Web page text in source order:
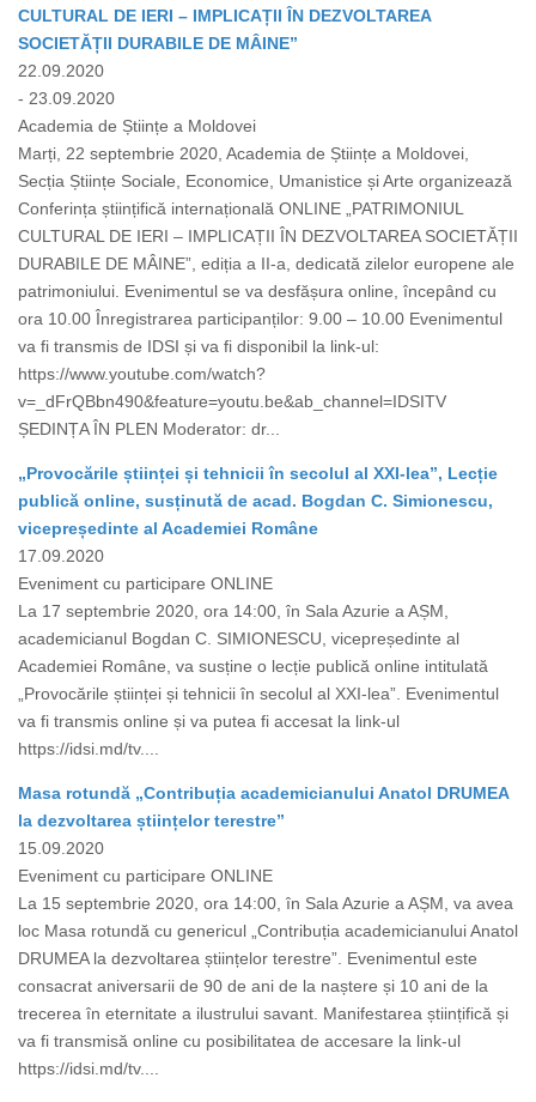
CULTURAL DE IERI – IMPLICAȚII ÎN DEZVOLTAREA
SOCIETĂȚII DURABILE DE MÂINE”
22.09.2020
- 23.09.2020
Academia de Științe a Moldovei
Marți, 22 septembrie 2020, Academia de Științe a Moldovei,
Secția Științe Sociale, Economice, Umanistice și Arte organizează
Conferința științifică internațională ONLINE „PATRIMONIUL
CULTURAL DE IERI – IMPLICAȚII ÎN DEZVOLTAREA SOCIETĂȚII
DURABILE DE MÂINE”, ediția a II-a, dedicată zilelor europene ale
patrimoniului. Evenimentul se va desfășura online, începând cu
ora 10.00 Înregistrarea participanților: 9.00 – 10.00 Evenimentul
va fi transmis de IDSI și va fi disponibil la link-ul:
https://www.youtube.com/watch?
v=_dFrQBbn490&feature=youtu.be&ab_channel=IDSITV
ȘEDINȚA ÎN PLEN Moderator: dr...
„Provocările științei și tehnicii în secolul al XXI-lea”, Lecție
publică online, susținută de acad. Bogdan C. Simionescu,
vicepreședinte al Academiei Române
17.09.2020
Eveniment cu participare ONLINE
La 17 septembrie 2020, ora 14:00, în Sala Azurie a AȘM,
academicianul Bogdan C. SIMIONESCU, vicepreședinte al
Academiei Române, va susține o lecție publică online intitulată
„Provocările științei și tehnicii în secolul al XXI-lea”. Evenimentul
va fi transmis online și va putea fi accesat la link-ul
https://idsi.md/tv....
Masa rotundă „Contribuția academicianului Anatol DRUMEA
la dezvoltarea științelor terestre”
15.09.2020
Eveniment cu participare ONLINE
La 15 septembrie 2020, ora 14:00, în Sala Azurie a AȘM, va avea
loc Masa rotundă cu genericul „Contribuția academicianului Anatol
DRUMEA la dezvoltarea științelor terestre”. Evenimentul este
consacrat aniversarii de 90 de ani de la naștere și 10 ani de la
trecerea în eternitate a ilustrului savant. Manifestarea științifică și
va fi transmisă online cu posibilitatea de accesare la link-ul
https://idsi.md/tv....